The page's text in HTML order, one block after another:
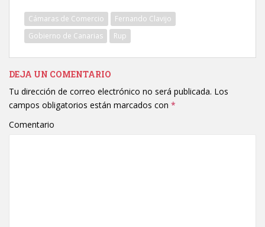
Cámaras de Comercio
Fernando Clavijo
Gobierno de Canarias
Rup
DEJA UN COMENTARIO
Tu dirección de correo electrónico no será publicada. Los
campos obligatorios están marcados con *
Comentario